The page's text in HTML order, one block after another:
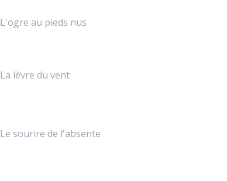
L'ogre au pieds nus
La lèvre du vent
Le sourire de l'absente